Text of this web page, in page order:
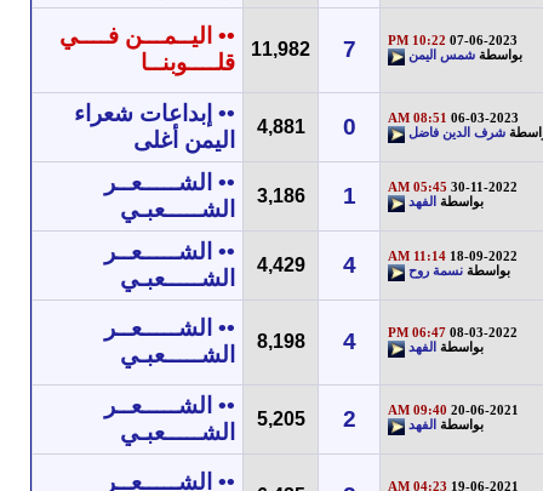
07-06-2023
10:22 PM
بواسطة شمس اليمن 7
11,982
•• اليــمـــن فــــي
قلــــوبنــا
06-03-2023
08:51 AM
شرف الدين فاضل 0
4,881
•• إبداعات شعراء
اليمن أغلى
30-11-2022
05:45 AM
بواسطة
الفهد 1
3,186
•• الشـــــعــر
الشـــــعبـي
18-09-2022
11:14 AM
بواسطة نسمة روح 4
4,429
•• الشـــــعــر
الشـــــعبـي
08-03-2022
06:47 PM
بواسطة
الفهد 4
8,198
•• الشـــــعــر
الشـــــعبـي
20-06-2021
09:40 AM
بواسطة
الفهد 2
5,205
•• الشـــــعــر
الشـــــعبـي
19-06-2021
04:23 AM
•• الشـــــعــر